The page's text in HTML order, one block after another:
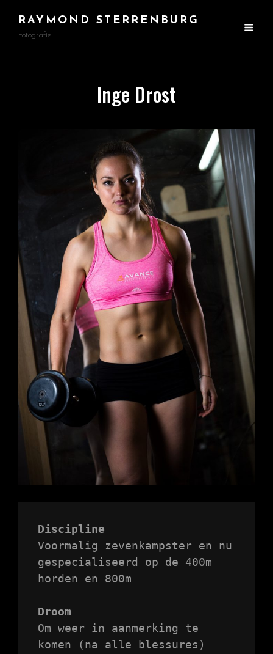
RAYMOND STERRENBURG
Fotografie
Inge Drost
Discipline
Voormalig zevenkampster en nu
gespecialiseerd op de 400m
horden en 800m
Droom
Om weer in aanmerking te
komen (na alle blessures)